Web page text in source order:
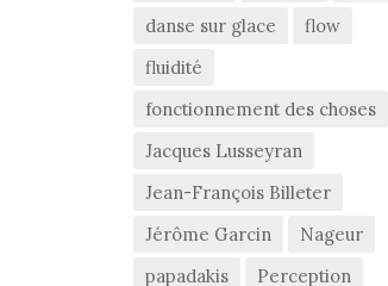
danse sur glace
flow
fluidité
fonctionnement des choses
Jacques Lusseyran
Jean-François Billeter
Jérôme Garcin
Nageur
papadakis
Perception